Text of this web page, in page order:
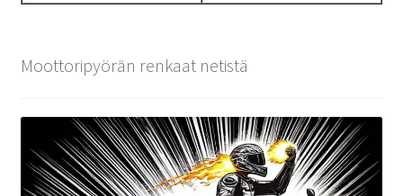
Moottoripyörän renkaat netistä